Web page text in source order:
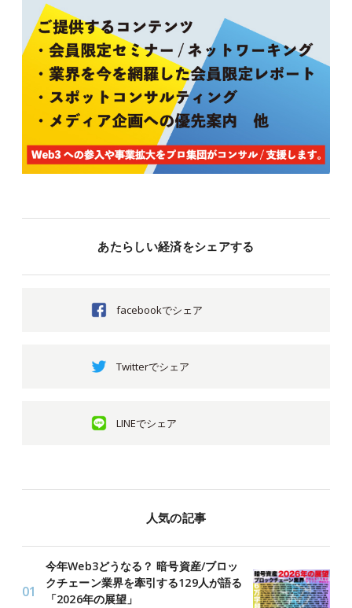
あたらしい経済をシェアする
facebookでシェア
Twitterでシェア
LINEでシェア
人気の記事
今年Web3どうなる？ 暗号資産/ブロッ
クチェーン業界を牽引する129人が語る
「2026年の展望」